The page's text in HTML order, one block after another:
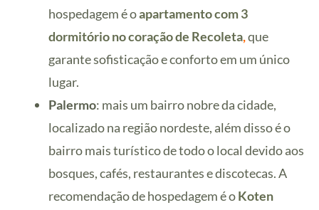
hospedagem é oapartamento com 3
dormitório no coração de Recoleta,que
garante sofisticação e conforto em um único
lugar.
Palermo: mais um bairro nobre da cidade,
localizado na região nordeste, além disso é o
bairro mais turístico de todo o local devido aos
bosques, cafés, restaurantes e discotecas. A
recomendação de hospedagem é oKoten